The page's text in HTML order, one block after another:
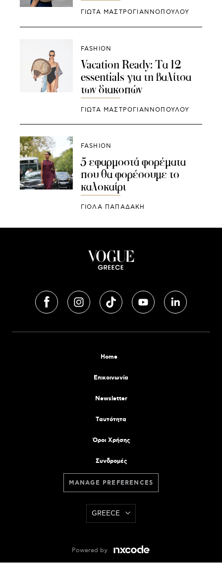
ΓΙΩΤΑ ΜΑΣΤΡΟΓΙΑΝΝΟΠΟΥΛΟΥ
FASHION
Vacation Ready: Τα 12
essentials για τη βαλίτσα
των διακοπών
ΓΙΩΤΑ ΜΑΣΤΡΟΓΙΑΝΝΟΠΟΥΛΟΥ
FASHION
5 εφαρμοστά φορέματα
που θα φορέσουμε το
καλοκαίρι
ΓΙΌΛΑ ΠΑΠΑΔΆΚΗ
Home
Επικοινωνία
Newsletter
Tαυτότητα
Όροι Χρήσης
Συνδρομές
MANAGE PREFERENCES
GREECE
Powered by